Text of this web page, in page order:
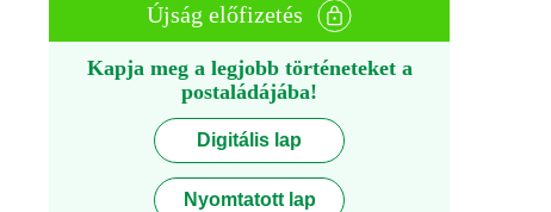
Újság előfizetés
Kapja meg a legjobb történeteket a
postaládájába!
Digitális lap
Nyomtatott lap